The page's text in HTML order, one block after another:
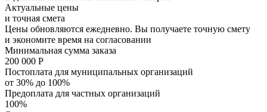
Актуальные цены
и точная смета
Цены обновляются ежедневно. Вы получаете точную смету
и экономите время на согласовании
Минимальная сумма заказа
200 000 Р
Постоплата для муниципальных организаций
от 30% до 100%
Предоплата для частных организаций
100%